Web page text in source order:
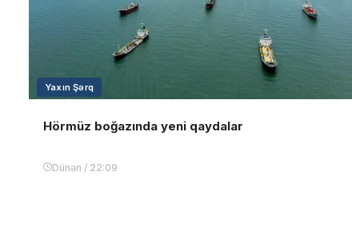
Yaxın Şərq
Hörmüz boğazında yeni qaydalar
Dünən / 22:09